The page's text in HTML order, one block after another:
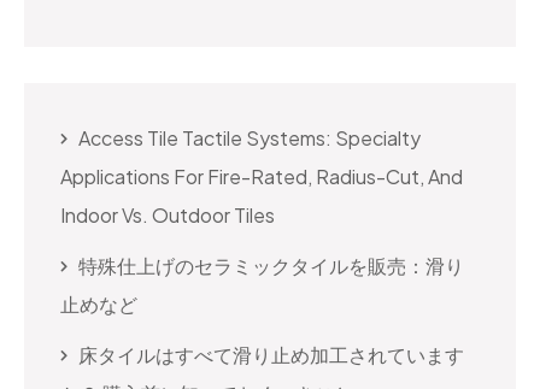
Access Tile Tactile Systems: Specialty
Applications For Fire-Rated, Radius-Cut, And
Indoor Vs. Outdoor Tiles
特殊仕上げのセラミックタイルを販売：滑り
止めなど
床タイルはすべて滑り止め加工されています